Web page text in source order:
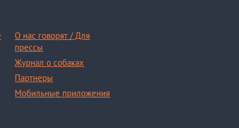
О нас говорят / Для
прессы
Журнал о собаках
Партнеры
Мобильные приложения